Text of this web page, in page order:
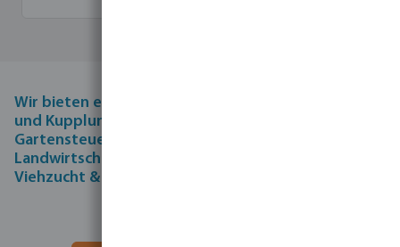
Wir bieten ein komplettes Sortiment von Rohren
und Kupplungen bis hin zu Pumpen und
Gartensteuerungen in den Bereichen
Landwirtschaft, Garten & Landschaftsbau, Pool,
Viehzucht & Rohrleitungssystemen.